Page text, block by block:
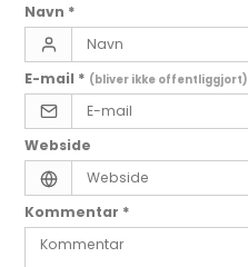
Navn *
E-mail * (bliver ikke offentliggjort)
Webside
Kommentar *